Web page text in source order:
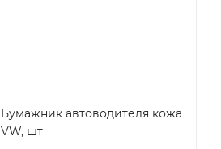
Бумажник автоводителя кожа
VW, шт